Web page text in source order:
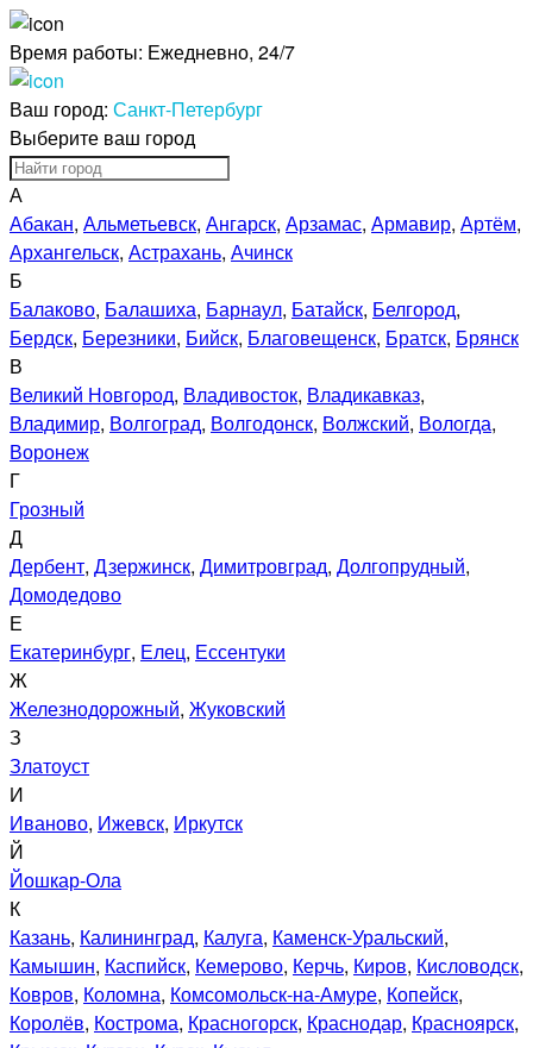
Время работы: Ежедневно, 24/7
Ваш город: Санкт-Петербург
Выберите ваш город
А
Абакан, Альметьевск, Ангарск, Арзамас, Армавир, Артём,
Архангельск, Астрахань, Ачинск
Б
Балаково, Балашиха, Барнаул, Батайск, Белгород,
Бердск, Березники, Бийск, Благовещенск, Братск, Брянск
В
Великий Новгород, Владивосток, Владикавказ,
Владимир, Волгоград, Волгодонск, Волжский, Вологда,
Воронеж
Г
Грозный
Д
Дербент, Дзержинск, Димитровград, Долгопрудный,
Домодедово
Е
Екатеринбург, Елец, Ессентуки
Ж
Железнодорожный, Жуковский
З
Златоуст
И
Иваново, Ижевск, Иркутск
Й
Йошкар-Ола
К
Казань, Калининград, Калуга, Каменск-Уральский,
Камышин, Каспийск, Кемерово, Керчь, Киров, Кисловодск,
Ковров, Коломна, Комсомольск-на-Амуре, Копейск,
Королёв, Кострома, Красногорск, Краснодар, Красноярск,